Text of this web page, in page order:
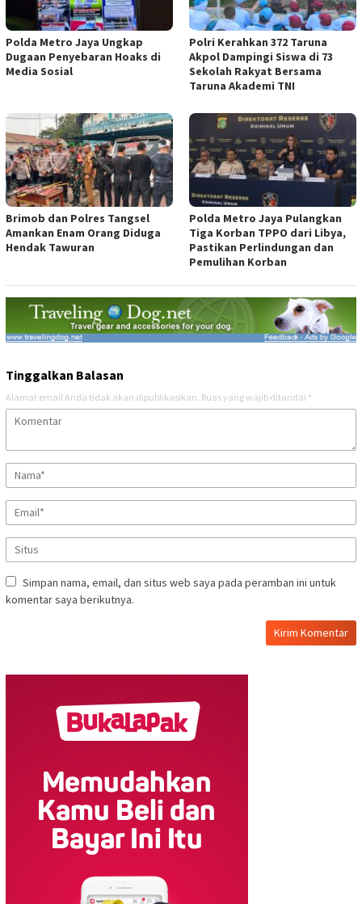
Polda Metro Jaya Ungkap
Dugaan Penyebaran Hoaks di
Media Sosial
Polri Kerahkan 372 Taruna
Akpol Dampingi Siswa di 73
Sekolah Rakyat Bersama
Taruna Akademi TNI
Brimob dan Polres Tangsel
Amankan Enam Orang Diduga
Hendak Tawuran
Polda Metro Jaya Pulangkan
Tiga Korban TPPO dari Libya,
Pastikan Perlindungan dan
Pemulihan Korban
Tinggalkan Balasan
Alamat email Anda tidak akan dipublikasikan. Ruas yang wajib ditandai *
Simpan nama, email, dan situs web saya pada peramban ini untuk
komentar saya berikutnya.